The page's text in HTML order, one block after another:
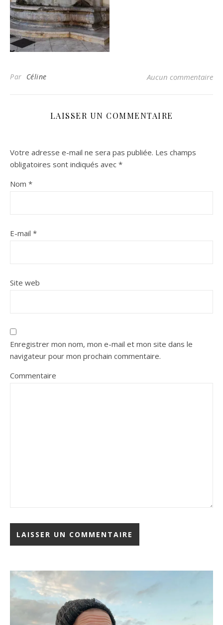
Par Céline Aucun commentaire
LAISSER UN COMMENTAIRE
Votre adresse e-mail ne sera pas publiée. Les champs
obligatoires sont indiqués avec *
Nom *
E-mail *
Site web
Enregistrer mon nom, mon e-mail et mon site dans le
navigateur pour mon prochain commentaire.
Commentaire